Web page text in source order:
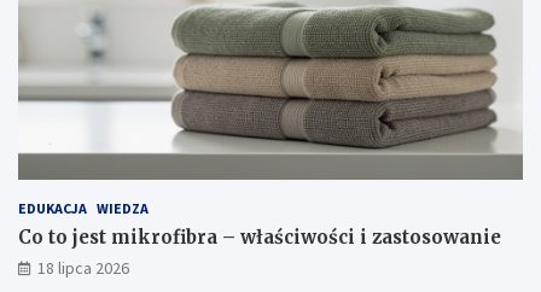
EDUKACJA WIEDZA
Co to jest mikrofibra – właściwości i zastosowanie
18 lipca 2026